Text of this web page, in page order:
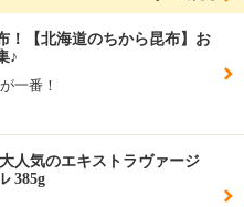
！【北海道のちから昆布】お
♪
一番！
人気のエキストラヴァージ
385g